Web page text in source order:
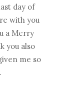
day of
with you
a Merry
you also
me so